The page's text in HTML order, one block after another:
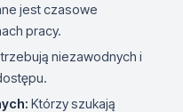
jest czasowe
pracy.
niezawodnych i
Którzy szukają